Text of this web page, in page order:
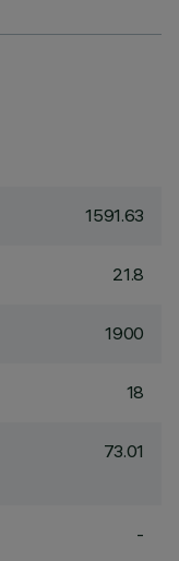
1591.63
21.8
1900
18
73.01
-